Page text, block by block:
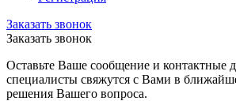
Заказать звонок
Заказать звонок
Оставьте Ваше сообщение и контактные
специалисты свяжутся с Вами в
решения Вашего вопроса.